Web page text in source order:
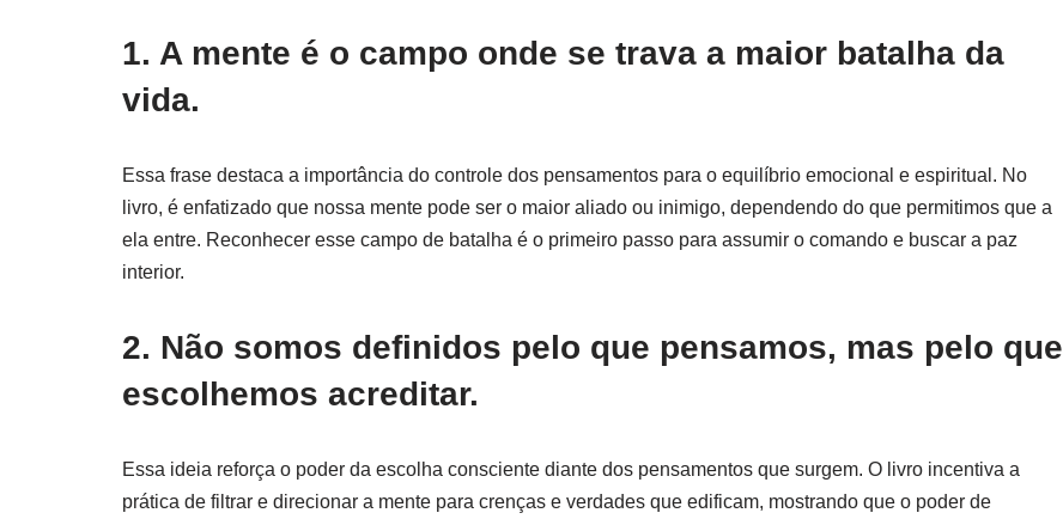
1. A mente é o campo onde se trava a maior batalha da
vida.
Essa frase destaca a importância do controle dos pensamentos para o equilíbrio emocional e espiritual. No
livro, é enfatizado que nossa mente pode ser o maior aliado ou inimigo, dependendo do que permitimos que a
ela entre. Reconhecer esse campo de batalha é o primeiro passo para assumir o comando e buscar a paz
interior.
2. Não somos definidos pelo que pensamos, mas pelo que
escolhemos acreditar.
Essa ideia reforça o poder da escolha consciente diante dos pensamentos que surgem. O livro incentiva a
prática de filtrar e direcionar a mente para crenças e verdades que edificam, mostrando que o poder de